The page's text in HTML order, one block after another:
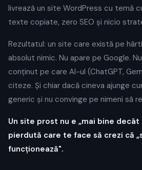
livrează un site WordPress cu temă
texte copiate, zero SEO și nicio
Rezultatul: un site care există pe
absolut nimic. Nu apare pe Google.
conținut pe care AI-ul (ChatGPT,
citeze. Și chiar dacă cineva ajunge
generic și nu convinge pe nimeni să
Un site prost nu e „mai bine
pierdută care te face să crezi că
funcționează".